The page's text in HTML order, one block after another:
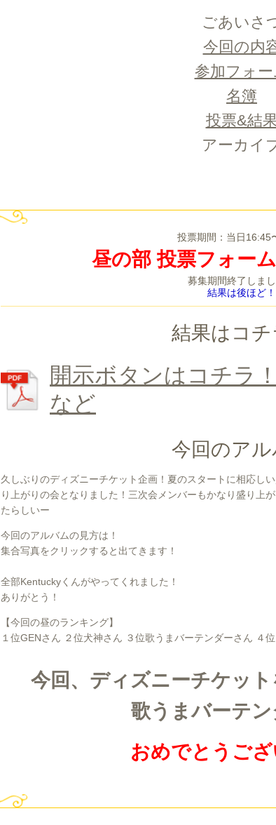
ごあいさ
今回の内
参加フォ
名簿
投票&結
アーカイ
投票期間：当日16:45
昼の部 投票フォー
募集期間終了しま
結果は後ほど！
結果はコ
開示ボタンはコチ
など
今回のア
久しぶりのディズニーチケット企画！夏のスタートに相応し
り上がりの会となりました！三次会メンバーもかなり盛り上
たらしいー
今回のアルバムの見方は！
集合写真をクリックすると出てきます！
全部Kentuckyくんがやってくれました！
ありがとう！
【今回の昼のランキング】
１位GENさん ２位犬神さん ３位歌うまバーテンダーさん ４
今回、ディズニーチケッ
歌うまバーテ
おめでとうご